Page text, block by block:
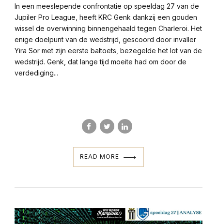
In een meeslepende confrontatie op speeldag 27 van de
Jupiler Pro League, heeft KRC Genk dankzij een gouden
wissel de overwinning binnengehaald tegen Charleroi. Het
enige doelpunt van de wedstrijd, gescoord door invaller
Yira Sor met zijn eerste baltoets, bezegelde het lot van de
wedstrijd. Genk, dat lange tijd moeite had om door de
verdediging...
READ MORE